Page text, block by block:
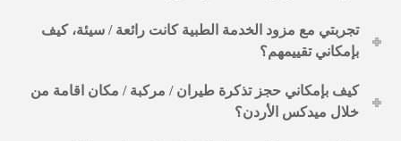
تجربتي مع مزود الخدمة الطبية كانت رائعة / سيئة، كيف
بإمكاني تقييمهم؟
كيف بإمكاني حجز تذكرة طيران / مركبة / مكان اقامة من
خلال ميدكس الأردن؟